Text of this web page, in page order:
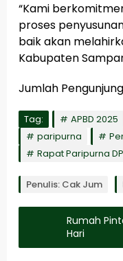
“Kami
proses
baik akan
Kabupaten
Jumlah
Tag: APBD 2025
paripurna
Rapat Paripurna
Penulis: Cak Jum
Rumah
Hari